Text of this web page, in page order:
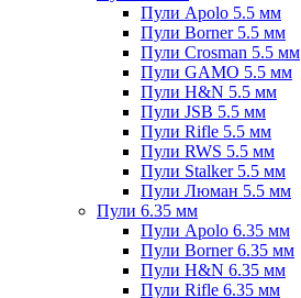
Пули Apolo 5.5 мм
Пули Borner 5.5 мм
Пули Crosman 5.5 мм
Пули GAMO 5.5 мм
Пули H&N 5.5 мм
Пули JSB 5.5 мм
Пули Rifle 5.5 мм
Пули RWS 5.5 мм
Пули Stalker 5.5 мм
Пули Люман 5.5 мм
Пули 6.35 мм
Пули Apolo 6.35 мм
Пули Borner 6.35 мм
Пули H&N 6.35 мм
Пули Rifle 6.35 мм